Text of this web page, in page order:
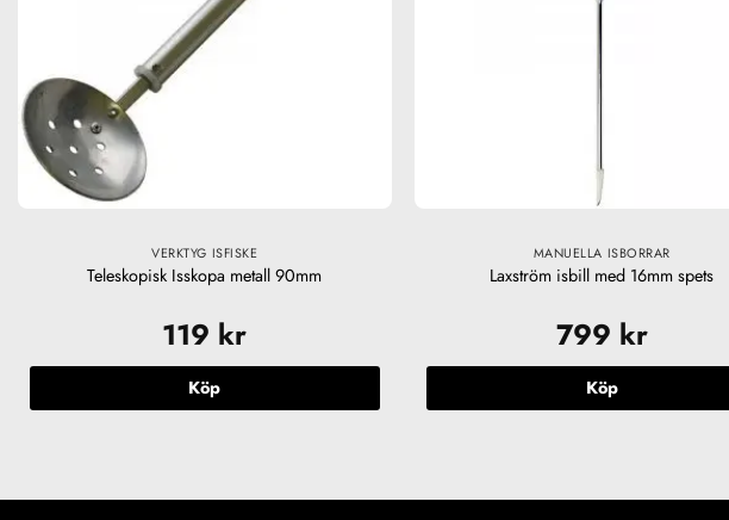
VERKTYG ISFISKE
Teleskopisk Isskopa metall 90mm
119 kr
Köp
MANUELLA ISBORRAR
Laxström isbill med 16mm spets
799 kr
Köp